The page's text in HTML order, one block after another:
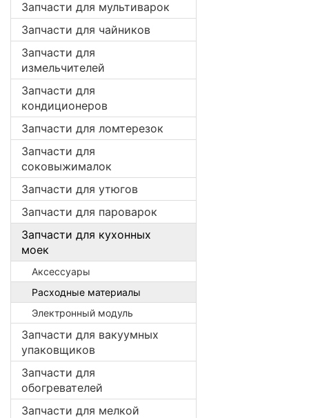
Запчасти для мультиварок
Запчасти для чайников
Запчасти для
измельчителей
Запчасти для
кондиционеров
Запчасти для ломтерезок
Запчасти для
соковыжималок
Запчасти для утюгов
Запчасти для пароварок
Запчасти для кухонных
моек
Аксессуары
Расходные материалы
Электронный модуль
Запчасти для вакуумных
упаковщиков
Запчасти для
обогревателей
Запчасти для мелкой